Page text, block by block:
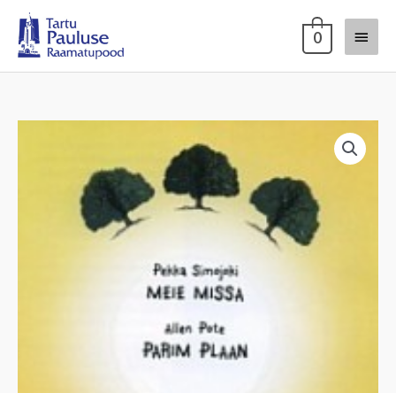
content
Menu
0